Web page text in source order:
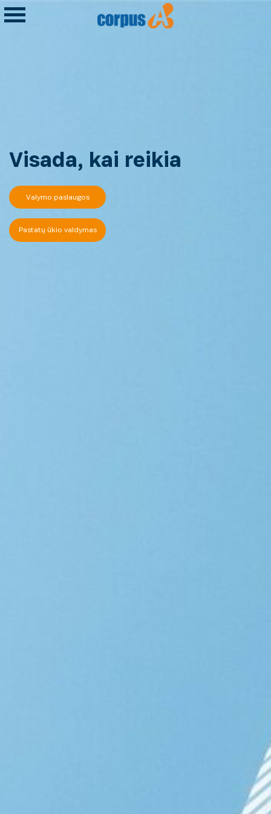
Visada, kai reikia
Valymo paslaugos
Pastatų ūkio valdymas